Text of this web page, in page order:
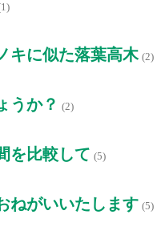
キに似た落葉高木 (2)
うか？ (2)
を比較して (5)
ねがいいたします (5)